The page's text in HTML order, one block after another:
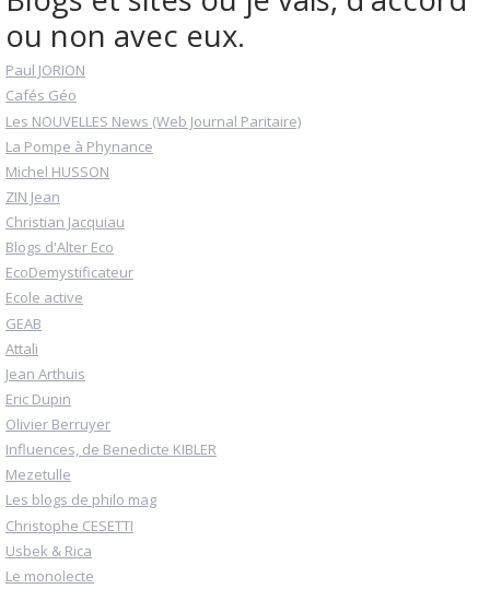
ou non avec eux.
Paul JORION
Cafés Géo
Les NOUVELLES News (Web Journal Paritaire)
La Pompe à Phynance
Michel HUSSON
ZIN Jean
Christian Jacquiau
Blogs d'Alter Eco
EcoDemystificateur
Ecole active
GEAB
Attali
Jean Arthuis
Eric Dupin
Olivier Berruyer
Influences, de Benedicte KIBLER
Mezetulle
Les blogs de philo mag
Christophe CESETTI
Usbek & Rica
Le monolecte